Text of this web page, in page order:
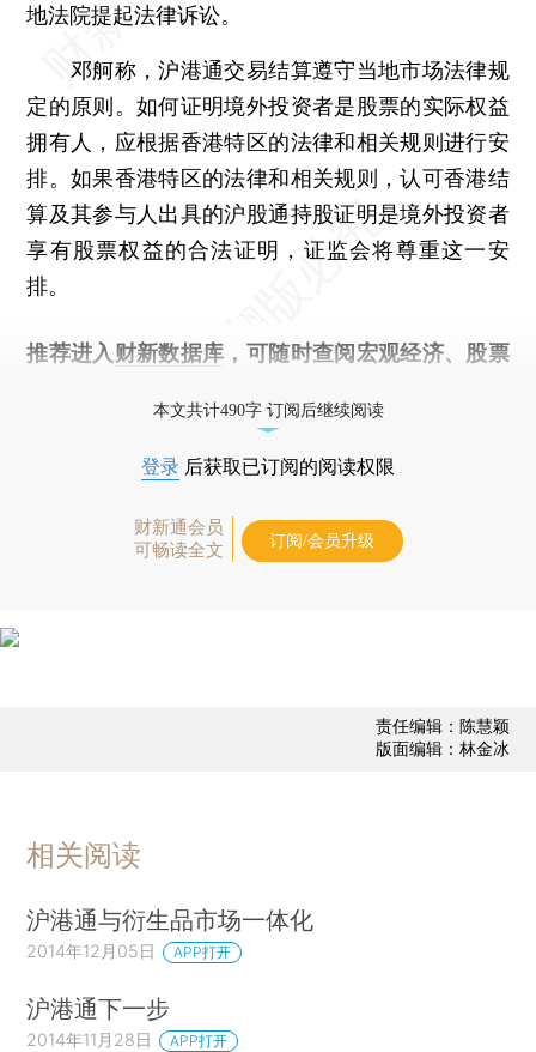
地法院提起法律诉讼。
邓舸称，沪港通交易结算遵守当地市场法律规
定的原则。如何证明境外投资者是股票的实际权益
拥有人，应根据香港特区的法律和相关规则进行安
排。如果香港特区的法律和相关规则，认可香港结
算及其参与人出具的沪股通持股证明是境外投资者
享有股票权益的合法证明，证监会将尊重这一安
排。
推荐进入 财新数据库 ，可随时查阅宏观经济、股票
本文共计490字 订阅后继续阅读
登录 后获取已订阅的阅读权限
财新通会员
可畅读全文
订阅/会员升级
责任编辑：陈慧颖
版面编辑：林金冰
相关阅读
沪港通与衍生品市场一体化
2014年12月05日 APP打开
沪港通下一步
2014年11月28日 APP打开